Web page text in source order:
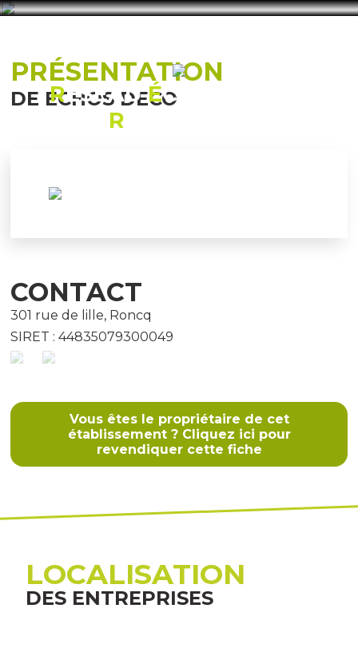
RÉSEAUÉCONOMIQUE
R
Vous êtes le propriétaire de cet
établissement ? Cliquez ici pour
revendiquer cette fiche
PRÉSENTATION
DE ECHOS DECO
CONTACT
301 rue de lille, Roncq
SIRET : 44835079300049
LOCALISATION
DES ENTREPRISES